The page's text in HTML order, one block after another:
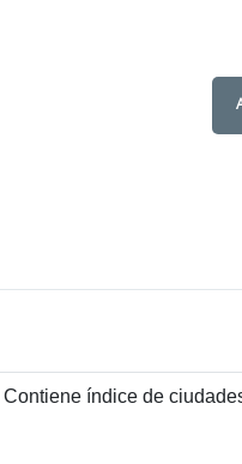
índice de